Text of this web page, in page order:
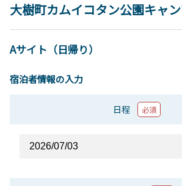
大樹町カムイコタン公園キャ
Aサイト（日帰り）
宿泊者情報の入力
日程 必須